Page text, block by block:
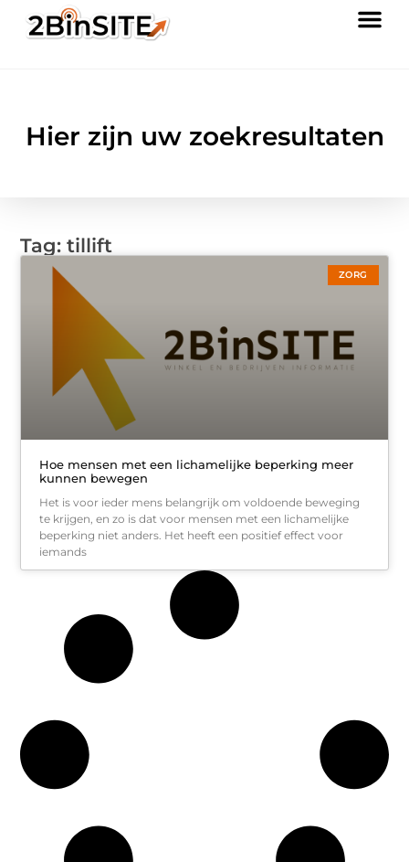
Hier zijn uw zoekresultaten
Tag: tillift
ZORG
Hoe mensen met een lichamelijke beperking meer
kunnen bewegen
Het is voor ieder mens belangrijk om voldoende beweging
te krijgen, en zo is dat voor mensen met een lichamelijke
beperking niet anders. Het heeft een positief effect voor
iemands